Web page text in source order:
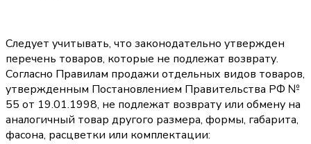
Следует учитывать, что законодательно утвержден
перечень товаров, которые не подлежат возврату.
Согласно Правилам продажи отдельных видов товаров,
утвержденным Постановлением Правительства РФ №
55 от 19.01.1998, не подлежат возврату или обмену на
аналогичный товар другого размера, формы, габарита,
фасона, расцветки или комплектации: